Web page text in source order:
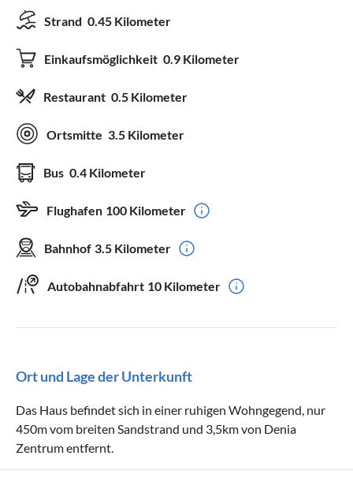
Strand 0.45 Kilometer
Einkaufsmöglichkeit 0.9 Kilometer
Restaurant 0.5 Kilometer
Ortsmitte 3.5 Kilometer
Bus 0.4 Kilometer
Flughafen 100 Kilometer
Bahnhof 3.5 Kilometer
Autobahnabfahrt 10 Kilometer
Ort und Lage der Unterkunft
Das Haus befindet sich in einer ruhigen Wohngegend, nur
450m vom breiten Sandstrand und 3,5km von Denia
Zentrum entfernt.